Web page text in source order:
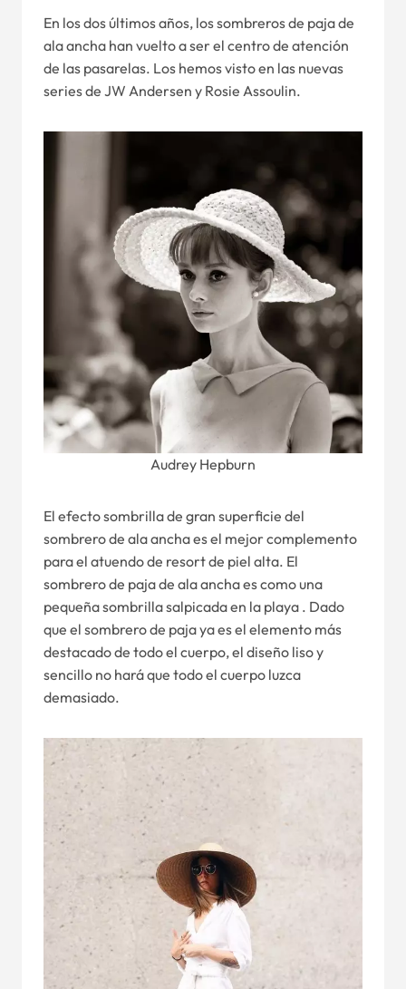
En los dos últimos años, los sombreros de paja de
ala ancha han vuelto a ser el centro de atención
de las pasarelas. Los hemos visto en las nuevas
series de JW Andersen y Rosie Assoulin.
Audrey Hepburn
El efecto sombrilla de gran superficie del
sombrero de ala ancha es el mejor complemento
para el atuendo de resort de piel alta. El
sombrero de paja de ala ancha es como una
pequeña sombrilla salpicada en la playa . Dado
que el sombrero de paja ya es el elemento más
destacado de todo el cuerpo, el diseño liso y
sencillo no hará que todo el cuerpo luzca
demasiado.